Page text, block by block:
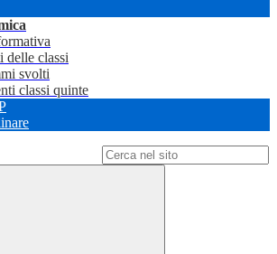
delle classi
svolti
classi quinte